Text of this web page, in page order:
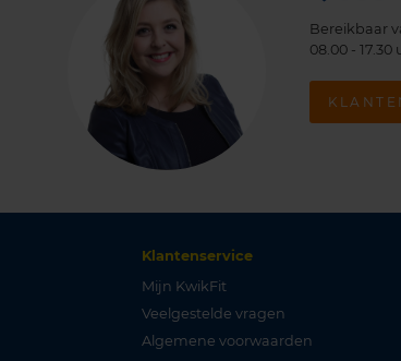
Bereikbaar
08.00 - 17.30
Klantenservice
Mijn KwikFit
Veelgestelde vragen
Algemene voorwaarden